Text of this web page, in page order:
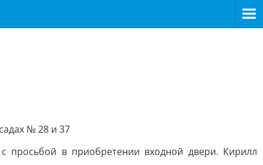
№ 28 и 37
просьбой в приобретении входной двери. Кирилл